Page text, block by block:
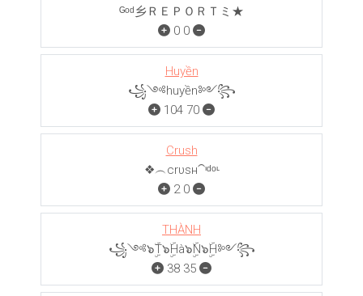
ᴳᵒᵈ乡ＲＥＰＯＲＴミ★
0 0
Huyền
꧁༺huyền༻꧂
104 70
Crush
❖︵crυѕн⁀ᶦᵈᵒᶫ
2 0
THÀNH
꧁༺๖ۣۜT๖ۣۜHà๖ۣۜN๖ۣۜH༻꧂
38 35